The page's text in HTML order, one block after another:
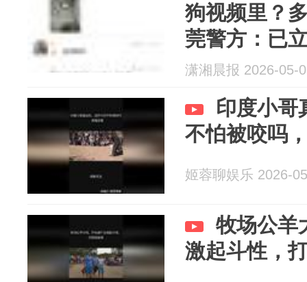
狗视频里？
莞警方：已
潇湘晨报 2026-05-
印度小哥
不怕被咬吗
姬蓉聊娱乐 2026-
牧场公羊
激起斗性，